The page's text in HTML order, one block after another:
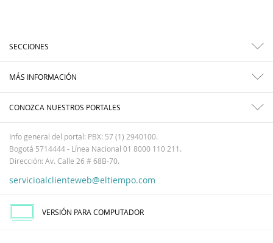
SECCIONES
MÁS INFORMACIÓN
CONOZCA NUESTROS PORTALES
Info general del portal: PBX: 57 (1) 2940100.
Bogotá 5714444 - Línea Nacional 01 8000 110 211.
Dirección: Av. Calle 26 # 68B-70.
servicioalclienteweb@eltiempo.com
VERSIÓN PARA COMPUTADOR